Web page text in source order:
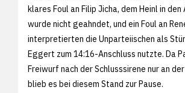
klares Foul an Filip Jicha, dem Heinl in
wurde nicht geahndet, und ein Foul an
interpretierten die Unparteiischen als
Eggert zum 14:16-Anschluss nutzte. Da
Freiwurf nach der Schlusssirene nur an
blieb es bei diesem Stand zur Pause.